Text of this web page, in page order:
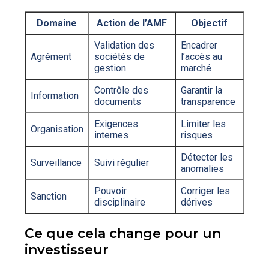
Domaine Action de l’AMF Objectif
Agrément
Validation des
sociétés de
gestion
Encadrer
l’accès au
marché
Information
Contrôle des
documents
Garantir la
transparence
Organisation
Exigences
internes
Limiter les
risques
Surveillance Suivi régulier
Détecter les
anomalies
Sanction
Pouvoir
disciplinaire
Corriger les
dérives
Ce que cela change pour un
investisseur